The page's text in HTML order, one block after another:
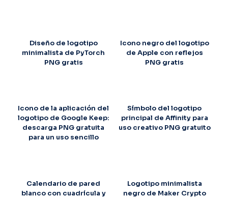
Diseño de logotipo
minimalista de PyTorch
PNG gratis
Icono negro del logotipo
de Apple con reflejos
PNG gratis
Icono de la aplicación del
logotipo de Google Keep:
descarga PNG gratuita
para un uso sencillo
Símbolo del logotipo
principal de Affinity para
uso creativo PNG gratuito
Calendario de pared
blanco con cuadrícula y
Logotipo minimalista
negro de Maker Crypto